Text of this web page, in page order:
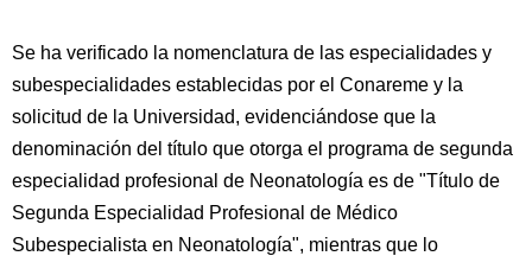
Se ha verificado la nomenclatura de las especialidades y
subespecialidades establecidas por el Conareme y la
solicitud de la Universidad, evidenciándose que la
denominación del título que otorga el programa de segunda
especialidad profesional de Neonatología es de "Título de
Segunda Especialidad Profesional de Médico
Subespecialista en Neonatología", mientras que lo